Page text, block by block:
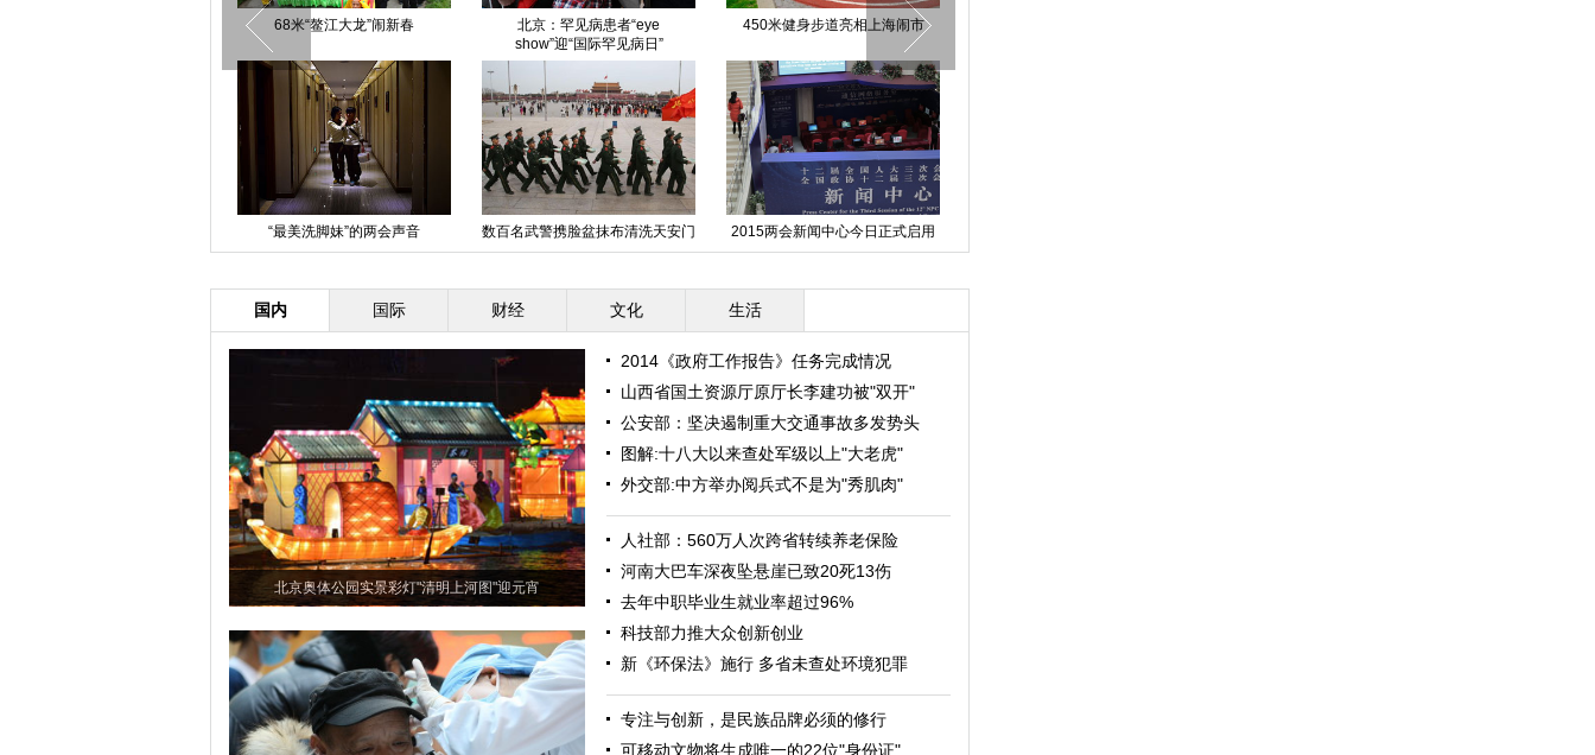
68米“鳌江大龙”闹新春
北京：罕见病患者“eye
show”迎“国际罕见病日”
450米健身步道亮相上海闹市
“最美洗脚妹”的两会声音
数百名武警携脸盆抹布清洗天安门
广场
2015两会新闻中心今日正式启用
国内 国际 财经 文化 生活
北京奥体公园实景彩灯"清明上河图"迎元宵
2014《政府工作报告》任务完成情况
山西省国土资源厅原厅长李建功被"双开"
公安部：坚决遏制重大交通事故多发势头
图解:十八大以来查处军级以上"大老虎"
外交部:中方举办阅兵式不是为"秀肌肉"
人社部：560万人次跨省转续养老保险
河南大巴车深夜坠悬崖已致20死13伤
去年中职毕业生就业率超过96%
科技部力推大众创新创业
新《环保法》施行 多省未查处环境犯罪
专注与创新，是民族品牌必须的修行
可移动文物将生成唯一的22位"身份证"